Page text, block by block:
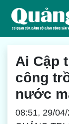
Ai Cập
công
nước
08:51, 29/